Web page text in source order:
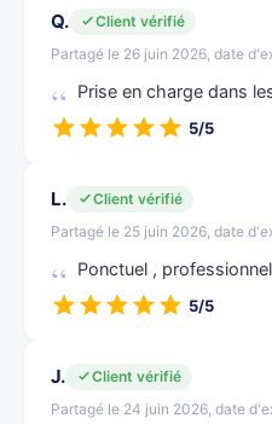
Q.
Client vérifié
Partagé le 26 juin 2026, date
Prise en charge dans
5/5
L.
Client vérifié
Partagé le 25 juin 2026, date
Ponctuel ,
5/5
J.
Client vérifié
Partagé le 24 juin 2026, date